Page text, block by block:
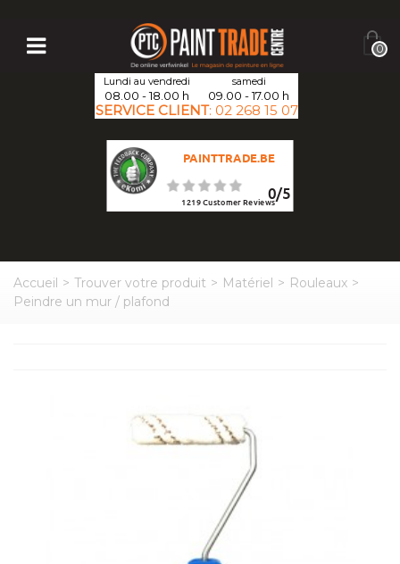
0
Lundi au vendredi
08.00 - 18.00 h
samedi
09.00 - 17.00 h
SERVICE CLIENT: 02 268 15 07
PAINTTRADE.BE
0/5
1219Customer Reviews
Accueil > Trouver votre produit > Matériel > Rouleaux >
Peindre un mur / plafond